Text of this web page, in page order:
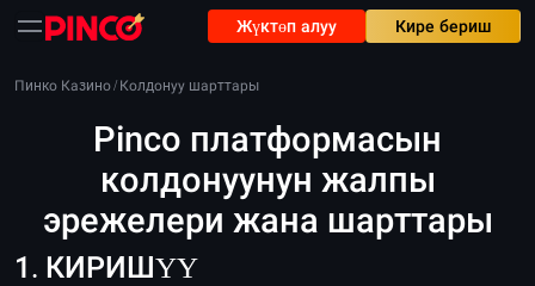
Жүктөп алуу Кире бериш
Пинко Казино/ Колдонуу шарттары
Pinco платформасын
колдонуунун жалпы
эрежелери жана шарттары
1. КИРИШҮҮ